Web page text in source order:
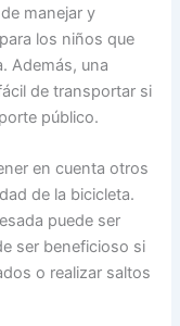
manejar y
los niños que
Además, una
de transportar si
público.
en cuenta otros
de la bicicleta.
puede ser
ser beneficioso si
o realizar saltos